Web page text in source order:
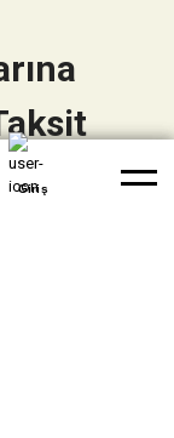
Yardım
Giriş